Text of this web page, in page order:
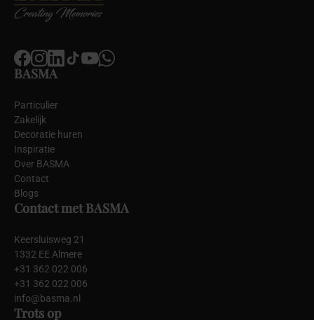
BASMA
Particulier
Zakelijk
Decoratie huren
Inspiratie
Over BASMA
Contact
Blogs
Contact met BASMA
Keersluisweg 21
1332 EE Almere
+31 362 022 006
+31 362 022 006
info@basma.nl
Trots op